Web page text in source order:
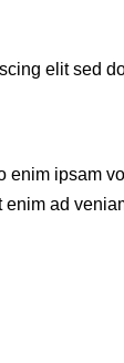
elit sed
ipsam
ad